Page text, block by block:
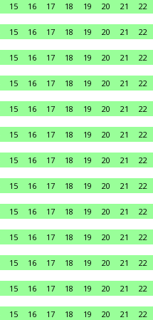
15 16 17 18 19 20 21 22
15 16 17 18 19 20 21 22
15 16 17 18 19 20 21 22
15 16 17 18 19 20 21 22
15 16 17 18 19 20 21 22
15 16 17 18 19 20 21 22
15 16 17 18 19 20 21 22
15 16 17 18 19 20 21 22
15 16 17 18 19 20 21 22
15 16 17 18 19 20 21 22
15 16 17 18 19 20 21 22
15 16 17 18 19 20 21 22
15 16 17 18 19 20 21 22